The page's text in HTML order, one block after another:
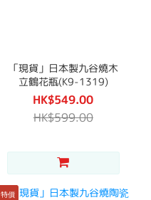
「現貨」日本製九谷燒木
立鶴花瓶(K9-1319)
HK$549.00
HK$599.00
特價